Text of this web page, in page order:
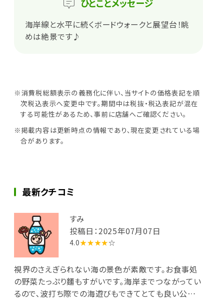
ひとことメッセージ
海岸線と水平に続くボードウォークと展望台！眺
めは絶景です♪
※消費税総額表示の義務化に伴い、当サイトの価格表記を順
次税込表示へ変更中です。期間中は税抜・税込表記が混在
する可能性があるため、事前に店舗へご確認ください。
※掲載内容は更新時点の情報であり、現在変更されている場
合があります。
最新クチコミ
すみ
投稿日：2025年07月07日
4.0★★★★☆
視界のさえぎられない海の景色が素敵です。お食事処
の野菜たっぷり麵もすがいです。海岸までつながってい
るので、波打ち際での海遊びもできてとても良い公園